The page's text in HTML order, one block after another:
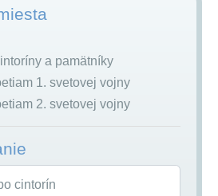
a pamätníky
1. svetovej vojny
2. svetovej vojny
cintorín